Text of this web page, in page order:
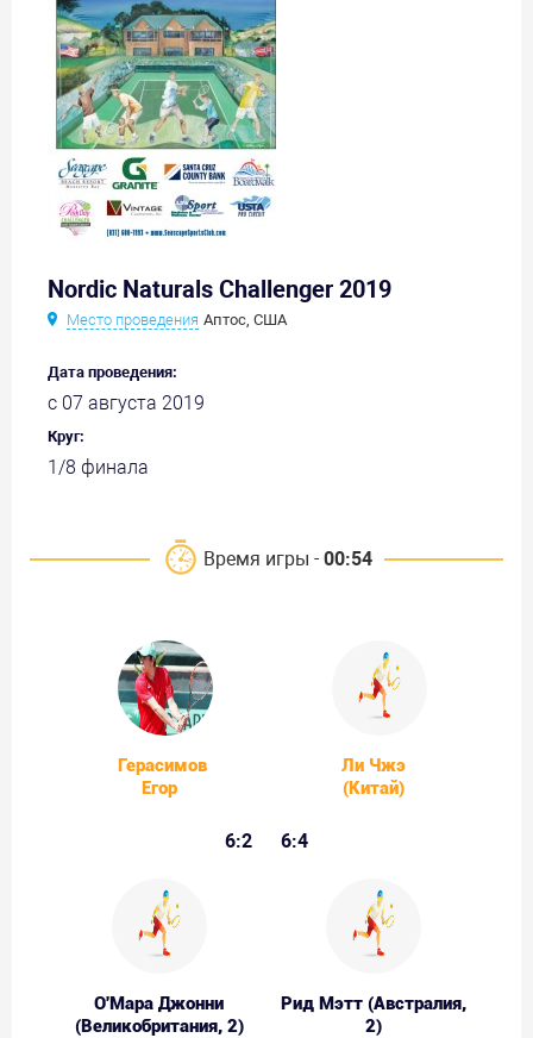
Nordic Naturals Challenger 2019
Место проведения Аптос, США
Дата проведения:
с 07 августа 2019
Круг:
1/8 финала
Время игры - 00:54
Герасимов
Егор
Ли Чжэ
(Китай)
6:2 6:4
О'Мара Джонни
(Великобритания, 2)
Рид Мэтт (Австралия,
2)